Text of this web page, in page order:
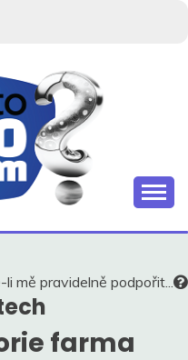
li mě pravidelně podpořit...
farma